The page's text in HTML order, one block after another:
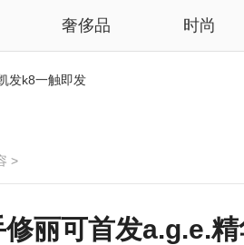
奢侈品 时尚
发k8一触即发
>
丽可首发a.g.e.